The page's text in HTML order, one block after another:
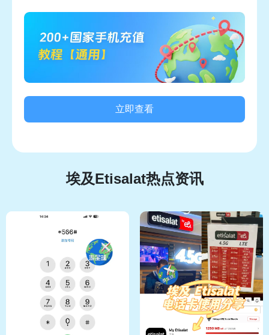
立即查看
埃及Etisalat热点资讯